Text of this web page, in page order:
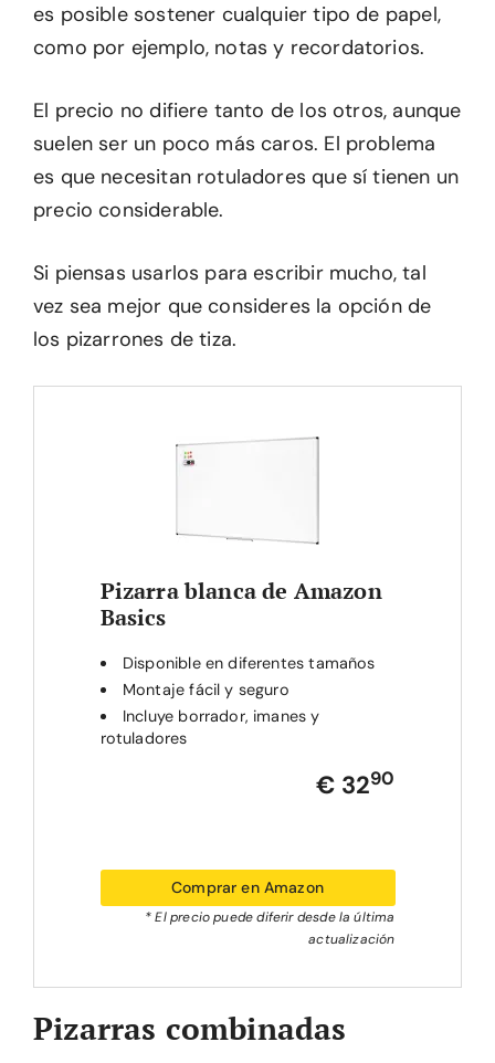
es posible sostener cualquier tipo de papel,
como por ejemplo, notas y recordatorios.
El precio no difiere tanto de los otros, aunque
suelen ser un poco más caros. El problema
es que necesitan rotuladores que sí tienen un
precio considerable.
Si piensas usarlos para escribir mucho, tal
vez sea mejor que consideres la opción de
los pizarrones de tiza.
Pizarra blanca de Amazon
Basics
Disponible en diferentes tamaños
Montaje fácil y seguro
Incluye borrador, imanes y
rotuladores
€ 3290
Comprar en Amazon
* El precio puede diferir desde la última
actualización
Pizarras combinadas